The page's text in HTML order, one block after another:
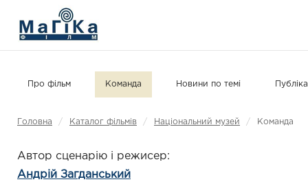
Про фільм Команда Новини по темі
Головна / Каталог фільмів / Національний музей / Команда
Автор сценарію і режисер
Андрій Загданський